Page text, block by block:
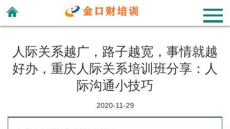
人际关系越广，路子越宽，事情就越
好办，重庆人际关系培训班分享：人
际沟通小技巧
2020-11-29